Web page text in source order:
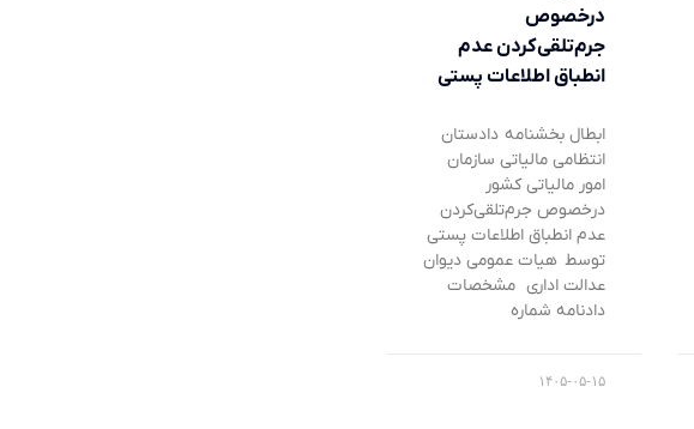
درخصوص
جرم‌تلقی‌کردن عدم
انطباق اطلاعات پستی
ابطال بخشنامه دادستان
انتظامی مالیاتی سازمان
امور مالیاتی کشور
درخصوص جرم‌تلقی‌کردن
عدم انطباق اطلاعات پستی
توسط هیات عمومی دیوان
عدالت اداری مشخصات
دادنامه شماره
۱۴۰۵-۰۵-۱۵